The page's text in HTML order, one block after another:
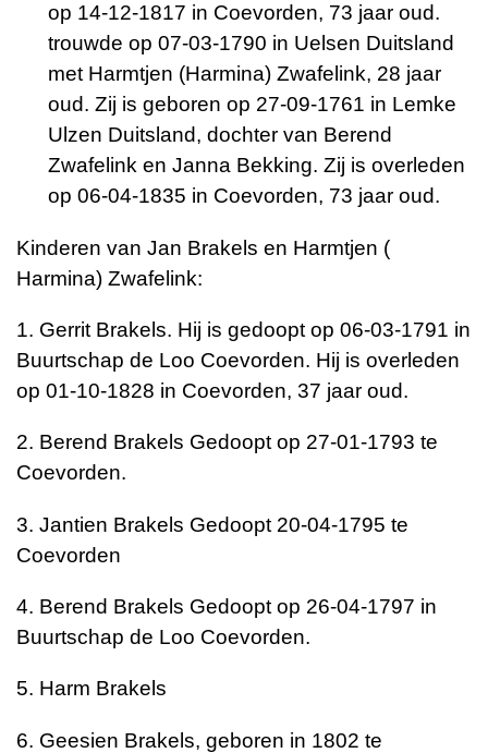
op 14-12-1817 in Coevorden, 73 jaar oud.
trouwde op 07-03-1790 in Uelsen Duitsland
met Harmtjen (Harmina) Zwafelink, 28 jaar
oud. Zij is geboren op 27-09-1761 in Lemke
Ulzen Duitsland, dochter van Berend
Zwafelink en Janna Bekking. Zij is overleden
op 06-04-1835 in Coevorden, 73 jaar oud.
Kinderen van Jan Brakels en Harmtjen (
Harmina) Zwafelink:
1. Gerrit Brakels. Hij is gedoopt op 06-03-1791 in
Buurtschap de Loo Coevorden. Hij is overleden
op 01-10-1828 in Coevorden, 37 jaar oud.
2. Berend Brakels Gedoopt op 27-01-1793 te
Coevorden.
3. Jantien Brakels Gedoopt 20-04-1795 te
Coevorden
4. Berend Brakels Gedoopt op 26-04-1797 in
Buurtschap de Loo Coevorden.
5. Harm Brakels
6. Geesien Brakels, geboren in 1802 te